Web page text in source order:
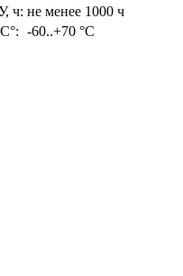
ч: не менее 1000 ч
-60..+70 °С